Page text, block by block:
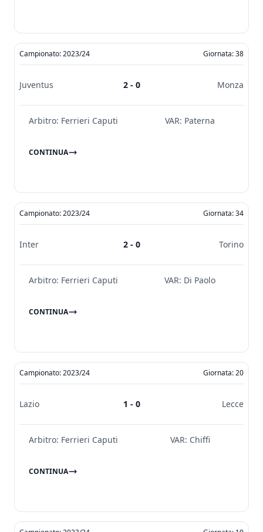
Campionato: 2023/24 Giornata: 38
Juventus 2 - 0 Monza
Arbitro: Ferrieri Caputi VAR: Paterna
CONTINUA
Campionato: 2023/24 Giornata: 34
Inter 2 - 0 Torino
Arbitro: Ferrieri Caputi VAR: Di Paolo
CONTINUA
Campionato: 2023/24 Giornata: 20
Lazio 1 - 0 Lecce
Arbitro: Ferrieri Caputi VAR: Chiffi
CONTINUA